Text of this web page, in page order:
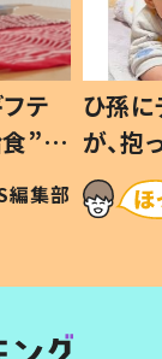
テ
”を
親
編集部
ひ孫
が、
「涙が
い」